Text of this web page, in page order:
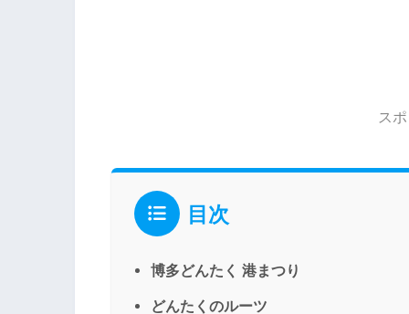
ス
目次
博多どんたく 港まつり
どんたくのルーツ